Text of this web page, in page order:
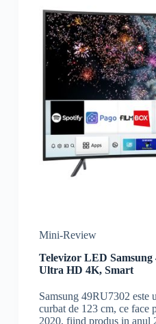
Mini-Review
Televizor LED Samsung
Ultra HD 4K, Smart
Samsung 49RU7302 este
curbat de 123 cm, ce face
2020, fiind produs in anul